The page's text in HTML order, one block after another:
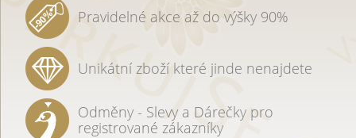
Pravidelné akce až do výšky 90%
Unikátní zboží které jinde nenajdete
Odměny - Slevy a Dárečky pro
registrované zákazníky